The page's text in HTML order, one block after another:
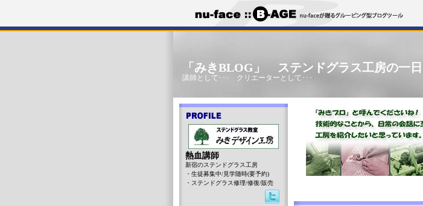
「みきBLOG」 ステンドグラス工房の一日
講師として･･･ クリエーターとして･･･
熱血講師
新宿のステンドグラス工房
・生徒募集中/見学随時(要予約)
・ステンドグラス修理/修復/販売